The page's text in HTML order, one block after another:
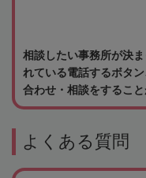
相談したい事務所が決
れている電話するボタ
合わせ・相談をすること
よくある質問